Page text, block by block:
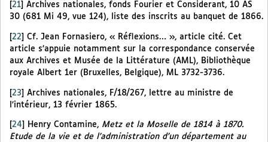
21
Archives nationales, fonds Fourier et Considerant, 10 AS
30 (681 Mi 49, vue 124), liste des inscrits au banquet de 1866.
22
Cf. Jean Fornasiero, « Réflexions… », article cité. Cet
article s’appuie notamment sur la correspondance conservée
aux Archives et Musée de la Littérature (AML), Bibliothèque
royale Albert 1er (Bruxelles, Belgique), ML 3732-3736.
[23] Archives nationales, F/18/267, lettre au ministre de
l’intérieur, 13 février 1865.
24 Henry Contamine, Metz et la Moselle de 1814 à 1870.
Etude de la vie et de l’administration d’un département au